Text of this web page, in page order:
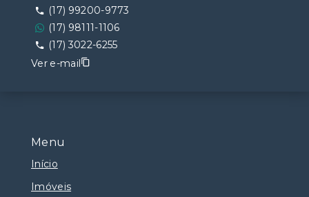
Menu
Início
Imóveis
(17) 99200-9773
(17) 98111-1106
(17) 3022-6255
Ver e-mail